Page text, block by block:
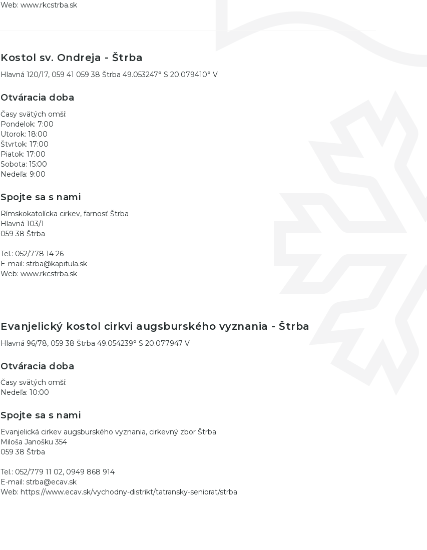
Web: www.rkcstrba.sk
Kostol sv. Ondreja - Štrba
Hlavná 120/17, 059 41 059 38 Štrba 49.053247° S 20.079410° V
Otváracia doba
Časy svätých omší:
Pondelok: 7:00
Utorok: 18:00
Štvrtok: 17:00
Piatok: 17:00
Sobota: 15:00
Nedeľa: 9:00
Spojte sa s nami
Rímskokatolícka cirkev, farnosť Štrba
Hlavná 103/1
059 38 Štrba
Tel.: 052/778 14 26
E-mail: strba@kapitula.sk
Web: www.rkcstrba.sk
Evanjelický kostol cirkvi augsburského vyznania - Štrba
Hlavná 96/78, 059 38 Štrba 49.054239° S 20.077947 V
Otváracia doba
Časy svätých omší:
Nedeľa: 10:00
Spojte sa s nami
Evanjelická cirkev augsburského vyznania, cirkevný zbor Štrba
Miloša Janošku 354
059 38 Štrba
Tel.: 052/779 11 02, 0949 868 914
E-mail: strba@ecav.sk
Web: https://www.ecav.sk/vychodny-distrikt/tatransky-seniorat/strba